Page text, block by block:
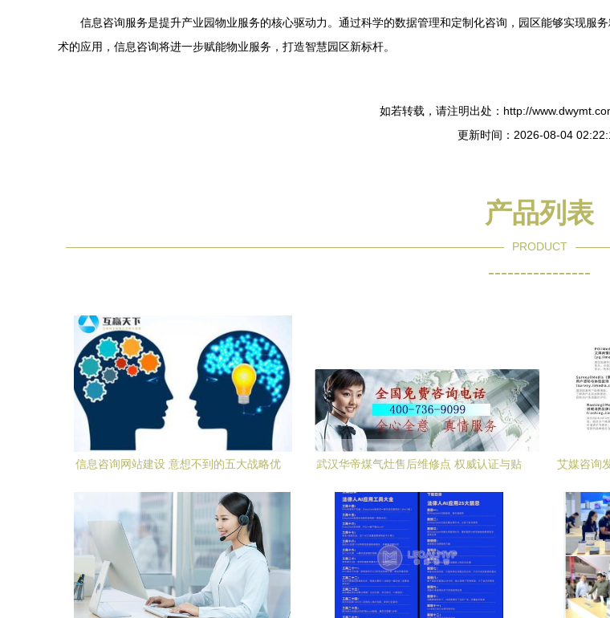
信息咨询服务是提升产业园物业服务的核心驱动力。通过科学的数据管理和定制化咨询，园区能够实现服
术的应用，信息咨询将进一步赋能物业服务，打造智慧园区新标杆。
如若转载，请注明出处：http://
更新时间：2026-08-04
产品列表
PRODUCT
----------------
信息咨询网站建设 意想不到的五大战略优
武汉华帝煤气灶售后维修点 权威认证与贴
艾媒咨询